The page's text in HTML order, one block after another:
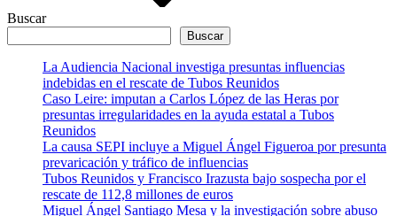
Buscar
Buscar
La Audiencia Nacional investiga presuntas influencias
indebidas en el rescate de Tubos Reunidos
Caso Leire: imputan a Carlos López de las Heras por
presuntas irregularidades en la ayuda estatal a Tubos
Reunidos
La causa SEPI incluye a Miguel Ángel Figueroa por presunta
prevaricación y tráfico de influencias
Tubos Reunidos y Francisco Irazusta bajo sospecha por el
rescate de 112,8 millones de euros
Miguel Ángel Santiago Mesa y la investigación sobre abuso